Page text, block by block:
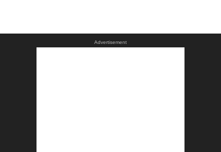
Advertisement